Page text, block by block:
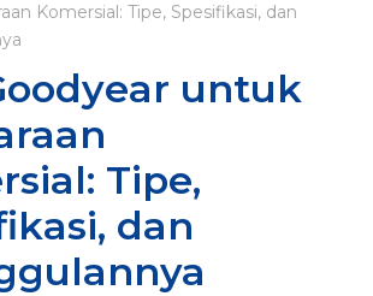
Komersial: Tipe, Spesifikasi, dan
untuk
Tipe,
dan